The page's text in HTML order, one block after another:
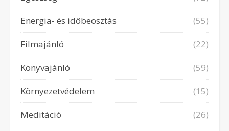
Energia- és időbeosztás
(55)
Filmajánló
(22)
Könyvajánló
(59)
Környezetvédelem
(15)
Meditáció
(26)